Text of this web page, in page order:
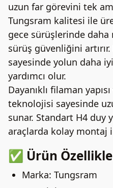
uzun far görevini tek
Tungsram kalitesi ile
gece sürüşlerinde
sürüş güvenliğini artırır.
sayesinde yolun daha
yardımcı olur.
Dayanıklı filaman
teknolojisi sayesinde
sunar. Standart H4 duy
araçlarda kolay montaj
✅ Ürün
Marka: Tungsram